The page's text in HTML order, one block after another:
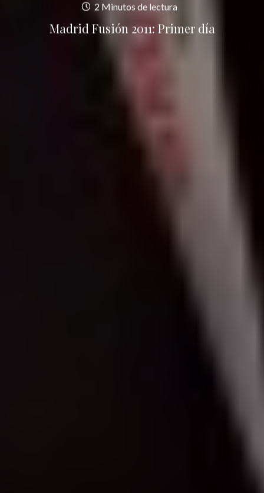
2 Minutos de lectura
Madrid Fusión 2011: Primer día